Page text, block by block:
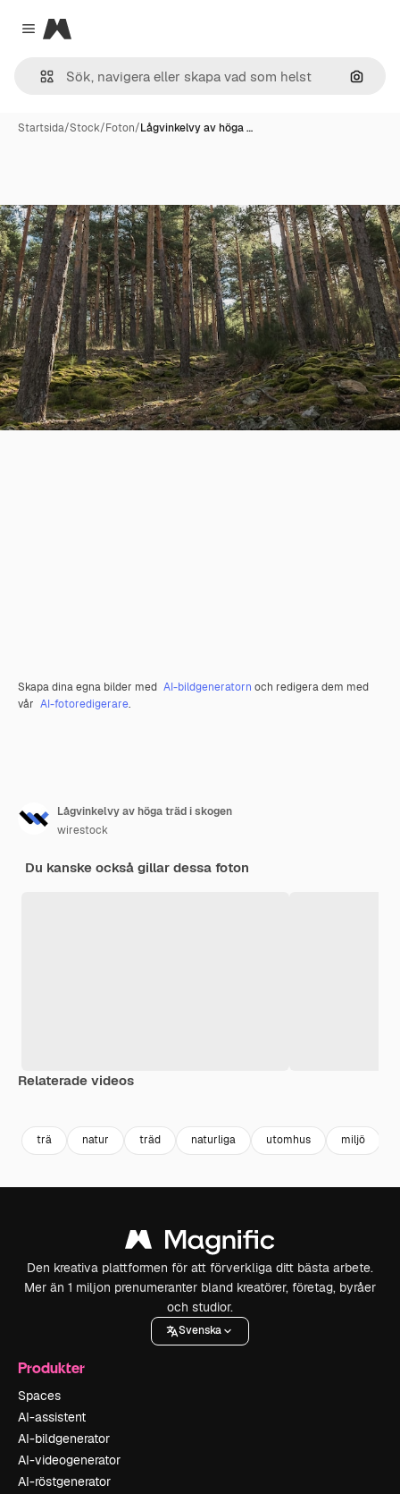
Close menu
Magnific
Sök
Startsida/Stock/Foton/Lågvinkelvy av höga …
Skapa dina egna bilder med AI-bildgeneratorn och redigera dem med
vår AI-fotoredigerare.
Lågvinkelvy av höga träd i skogen
wirestock
Du kanske också gillar dessa foton
Relaterade videos
trä natur träd naturliga utomhus miljö
Den kreativa plattformen för att förverkliga ditt bästa arbete.
Mer än 1 miljon prenumeranter bland kreatörer, företag, byråer
och studior.
Svenska
Produkter
Spaces
AI-assistent
AI-bildgenerator
AI-videogenerator
AI-röstgenerator